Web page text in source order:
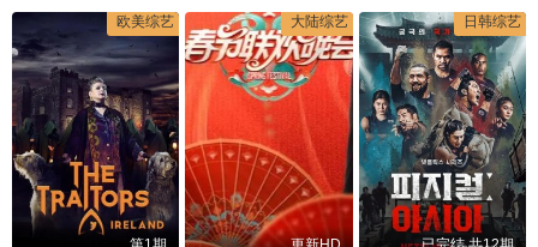
欧美综艺 大陆综艺 日韩综艺